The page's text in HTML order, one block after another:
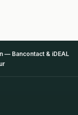
— Bancontact & iDEAL